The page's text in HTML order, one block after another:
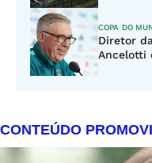
COPA DO
Diretor
Ancelotti